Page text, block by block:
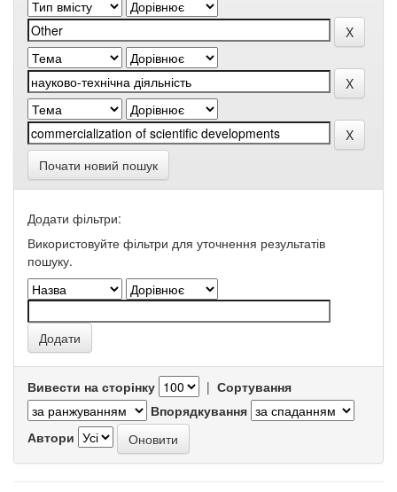
Почати новий пошук
Додати фільтри:
Використовуйте фільтри для уточнення результатів
пошуку.
Вивести на сторінку | Сортування
Впорядкування
Автори